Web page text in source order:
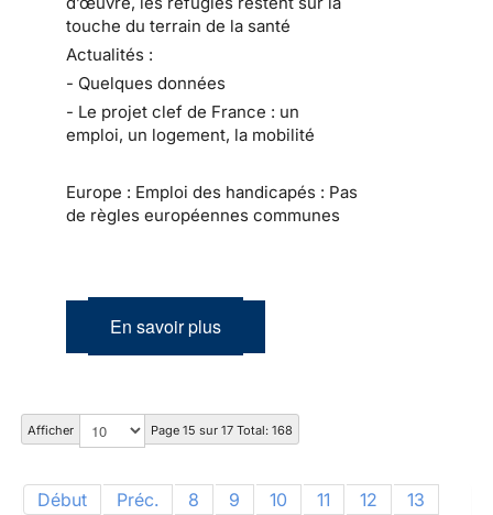
touche du terrain de la santé
Actualités :
- Quelques données
- Le projet clef de France : un
emploi, un logement, la mobilité
Europe : Emploi des handicapés : Pas
de règles européennes communes
En savoir plus
Afficher Page 15 sur 17 Total: 168
Début Préc. 8 9 10 11 12 13